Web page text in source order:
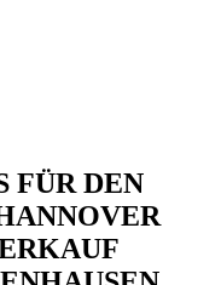
FÜR DEN